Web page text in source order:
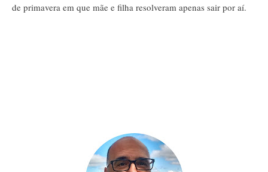
de primavera em que mãe e filha resolveram apenas sair por aí.